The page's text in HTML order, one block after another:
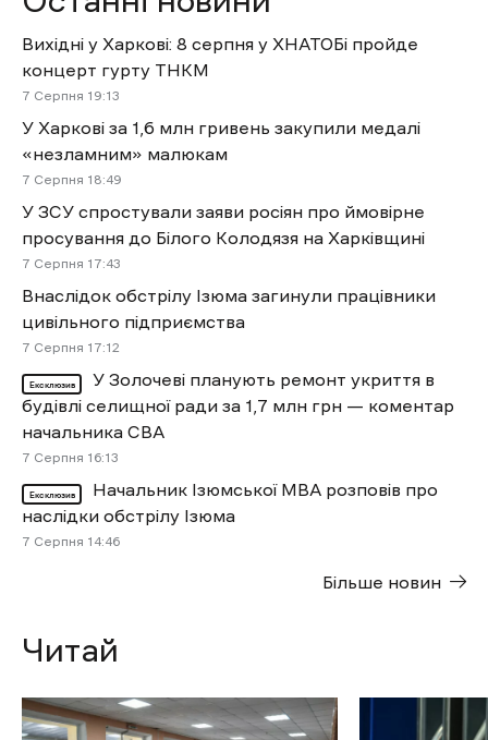
Вихідні у Харкові: 8 серпня у ХНАТОБі пройде
концерт гурту ТНКМ
7 Cерпня 19:13
У Харкові за 1,6 млн гривень закупили медалі
«незламним» малюкам
7 Cерпня 18:49
У ЗСУ спростували заяви росіян про ймовірне
просування до Білого Колодязя на Харківщині
7 Cерпня 17:43
Внаслідок обстрілу Ізюма загинули працівники
цивільного підприємства
7 Cерпня 17:12
Ексклюзив
У Золочеві планують ремонт укриття в
будівлі селищної ради за 1,7 млн грн — коментар
начальника СВА
7 Cерпня 16:13
Ексклюзив
Начальник Ізюмської МВА розповів про
наслідки обстрілу Ізюма
7 Cерпня 14:46
Більше новин
Читай